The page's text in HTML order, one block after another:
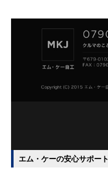
エム・ケーの安心サポート